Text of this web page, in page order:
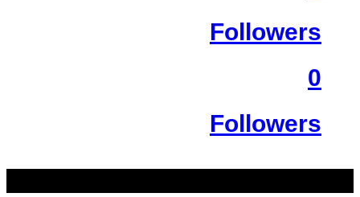
Followers
0
Followers